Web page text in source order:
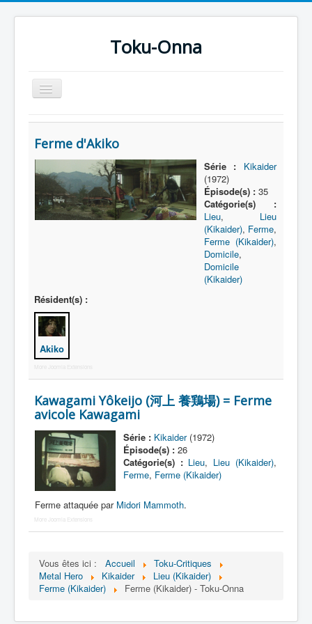
Toku-Onna
Basculer
la
Accueil
Toku-Actrices
Toku-Critiques
Séries
Films
Lexique
Jinzô ningen Kikaider (人造 人間
キカイダー) = Androïde Kikaider
Personnages
Mechas
Objets
Lieux
Épisodes
Chronologie
Fanservice
Ferme d'Akiko
Série :
Kikaider
(1972)
Épisode(s) :35
Catégorie(s) :
Lieu, Lieu
(Kikaider), Ferme,
Ferme (Kikaider),
Domicile,
Domicile
(Kikaider)
Résident(s) :
Akiko
More Joomla Extensions
Kawagami Yôkeijo (河上 養鶏場) = Ferme
avicole Kawagami
Série : Kikaider(1972)
Épisode(s) :26
Catégorie(s) : Lieu, Lieu (Kikaider),
Ferme, Ferme (Kikaider)
Ferme attaquée par Midori Mammoth.
More Joomla Extensions
Vous êtes ici : Accueil
Toku-Critiques
Metal Hero
Kikaider
Lieu (Kikaider)
Ferme (Kikaider)
Ferme (Kikaider) - Toku-Onna